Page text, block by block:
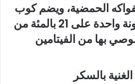
الحمضية، ويضم كوب
ماء مع عصير ليمونة واحدة على 21 بالمئة من
بها من الفيتامين
بالسكر